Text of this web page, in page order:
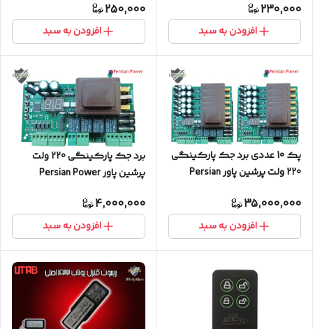
230,000
افزودن به سبد
250,000
افزودن به سبد
پک 10 عددی برد جک پارکینگی
220 ولت پرشین پاور Persian
35,000,000
افزودن به سبد
برد جک پارکینگی 220 ولت
پرشین پاور Persian Power
4,000,000
افزودن به سبد